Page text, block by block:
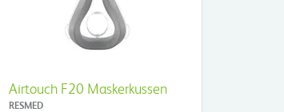
Airtouch F20 Maskerkussen
RESMED